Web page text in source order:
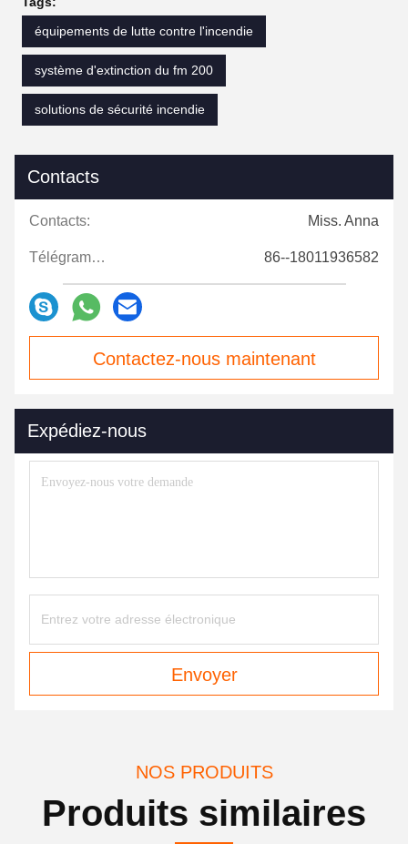
équipements de lutte contre l'incendie
système d'extinction du fm 200
solutions de sécurité incendie
Contacts
Contacts: Miss. Anna
Télégramme: 86--18011936582
Contactez-nous maintenant
Expédiez-nous
Envoyer
NOS PRODUITS
Produits similaires